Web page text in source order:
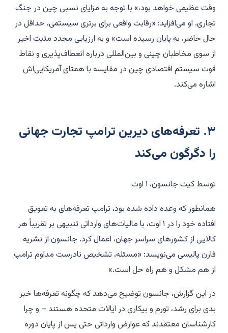
وقت عظیمی خواهد بود،» با توجه به مزایای نسبی چین در جنگ
تجاری. او می‌افزاید: «رقابت واقعی برای برتری سیستمی، حداقل در
حال حاضر، به پایان رسیده است» و به ارزیابی مجدد مثبت اخیر
از سوی مخاطبان چینی و بین‌المللی درباره انعطاف‌پذیری و نقاط
قوت سیستم اقتصادی چین در مقایسه با همتای آمریکایی‌اش
اشاره می‌کند.
۳. تعرفه‌های دیرین ترامپ تجارت جهانی
را دگرگون می‌کند
توسط کیت جانسون، ۱ اوت
همانطور که وعده داده شده بود، ترامپ تعرفه‌های به تعویق
افتاده خود را در ۱ اوت، با مالیات‌های وارداتی تنبیهی بر تقریباً هر
کالایی از کشورهای سراسر جهان، اعمال کرد. جانسون از نشریه
فارن پالیسی می‌نویسد: «مسئله، تشخیص نادرست مداوم ترامپ
از هم مشکل و هم راه حل است.»
در این گزارش، جانسون توضیح می‌دهد که چگونه تعرفه‌ها خبر
بدی برای رشد، تورم و بیکاری در ایالات متحده هستند – و چرا
کارشناسان معتقدند که عوارض وارداتی حتی پس از پایان دوره